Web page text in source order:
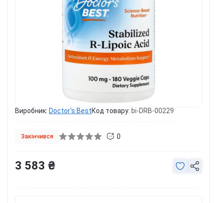
Виробник: Doctor's BestКод товару: bi-DRB-00229
Закінчився 0
3 583 ₴